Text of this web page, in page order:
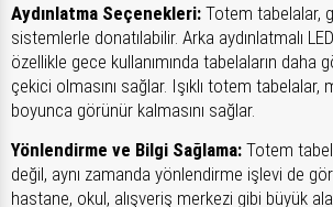
Aydınlatma Seçenekleri: Totem tabelalar,
sistemlerle donatılabilir. Arka aydınlatmalı
özellikle gece kullanımında tabelaların daha
çekici olmasını sağlar. Işıklı totem tabelalar,
boyunca görünür kalmasını sağlar.
Yönlendirme ve Bilgi Sağlama: Totem
değil, aynı zamanda yönlendirme işlevi de
hastane, okul, alışveriş merkezi gibi büyük